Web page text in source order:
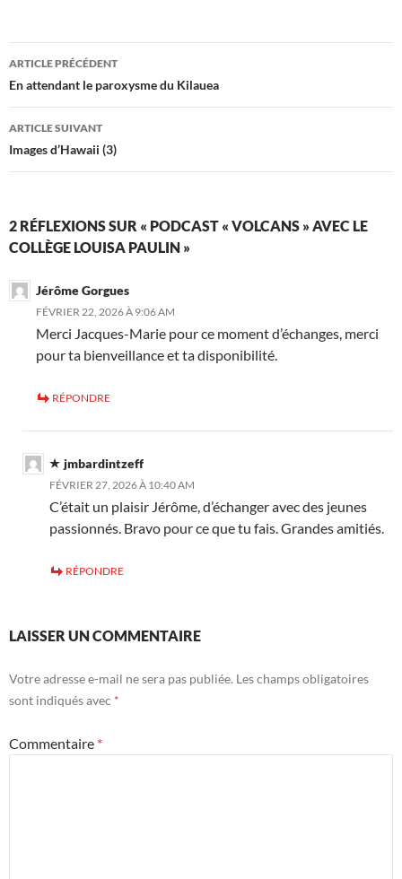
Navigation
des
articles
ARTICLE PRÉCÉDENT
En attendant le paroxysme du Kilauea
ARTICLE SUIVANT
Images d’Hawaii (3)
2 RÉFLEXIONS SUR « PODCAST « VOLCANS » AVEC LE
COLLÈGE LOUISA PAULIN »
Jérôme Gorgues
FÉVRIER 22, 2026 À 9:06 AM
Merci Jacques-Marie pour ce moment d’échanges, merci
pour ta bienveillance et ta disponibilité.
RÉPONDRE
jmbardintzeff
FÉVRIER 27, 2026 À 10:40 AM
C’était un plaisir Jérôme, d’échanger avec des jeunes
passionnés. Bravo pour ce que tu fais. Grandes amitiés.
RÉPONDRE
LAISSER UN COMMENTAIRE
Votre adresse e-mail ne sera pas publiée. Les champs obligatoires
sont indiqués avec *
Commentaire *